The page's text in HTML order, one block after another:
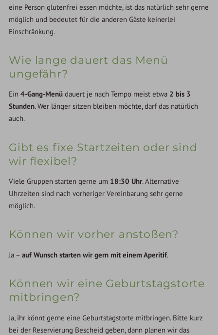
eine Person glutenfrei essen möchte, ist das natürlich sehr gerne
möglich und bedeutet für die anderen Gäste keinerlei
Einschränkung.
Wie lange dauert das Menü
ungefähr?
Ein4-Gang-Menü dauert je nach Tempo meist etwa 2 bis 3
Stunden. Wer länger sitzen bleiben möchte, darf das natürlich
auch.
Gibt es fixe Startzeiten oder sind
wir flexibel?
Viele Gruppen starten gerne um 18:30 Uhr. Alternative
Uhrzeiten sind nach vorheriger Vereinbarung sehr gerne
möglich.
Können wir vorher anstoßen?
Ja –auf Wunsch starten wir gern mit einem Aperitif.
Können wir eine Geburtstagstorte
mitbringen?
Ja, ihr könnt gerne eine Geburtstagstorte mitbringen. Bitte kurz
bei der Reservierung Bescheid geben, dann planen wir das